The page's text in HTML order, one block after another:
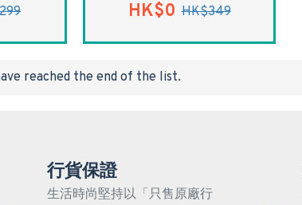
HK$0 HK$349
reached the end of the list.
行貨保證
生活時尚堅持以「只售原廠行